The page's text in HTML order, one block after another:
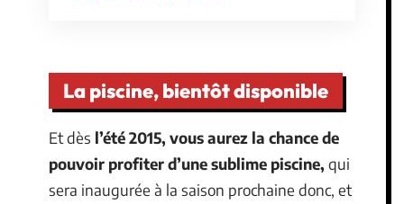
La piscine, bientôt disponible
Et dès l’été 2015, vous aurez la chance de
pouvoir profiter d’une sublime piscine, qui
sera inaugurée à la saison prochaine donc, et